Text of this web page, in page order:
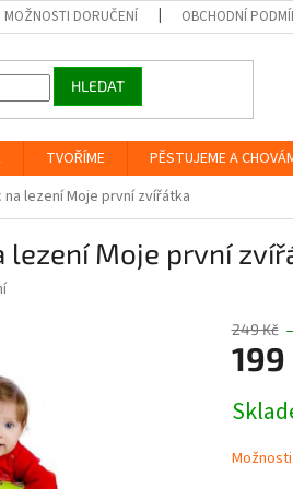
MOŽNOSTI DORUČENÍ OBCHODNÍ
HLEDAT
TVOŘÍME PĚSTUJEME A
lezení Moje první zvířátka
lezení Moje první
249 Kč
199
cena: